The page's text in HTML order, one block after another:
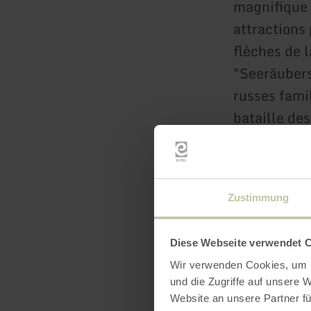
Zustimmung
Diese Webseite verwendet
Wir verwenden Cookies,
und die Zugriffe auf unsere
Website an unsere Partner
attractions
flèches de
russes
bataille
mini-circuit
permet
Dans des
chevreuils,